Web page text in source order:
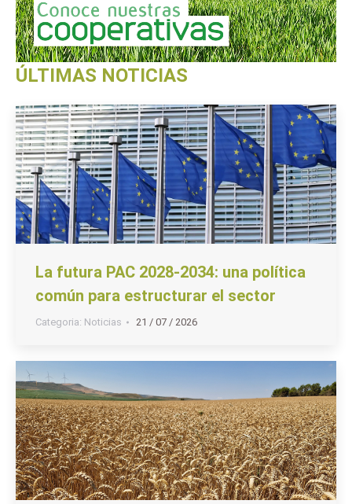
ÚLTIMAS NOTICIAS
La futura PAC 2028-2034: una política
común para estructurar el sector
Categoria: Noticias 21 / 07 / 2026